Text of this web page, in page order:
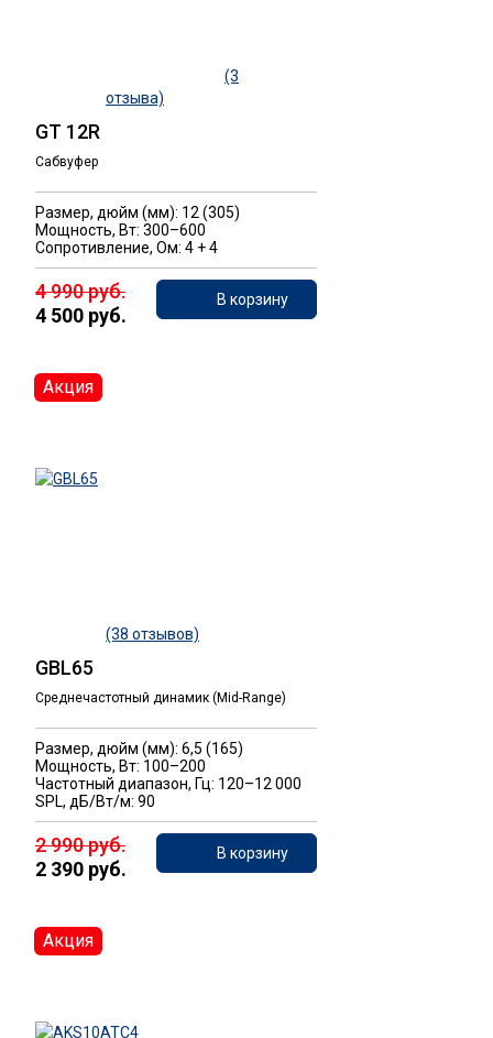
(3
отзыва)
GT 12R
Сабвуфер
Размер, дюйм (мм): 12 (305)
Мощность, Вт: 300–600
Сопротивление, Ом: 4 + 4
4 990 руб.
4 500 руб.
В корзину
(38 отзывов)
GBL65
Среднечастотный динамик (Mid-Range)
Размер, дюйм (мм): 6,5 (165)
Мощность, Вт: 100–200
Частотный диапазон, Гц: 120–12 000
SPL, дБ/Вт/м: 90
2 990 руб.
2 390 руб.
В корзину
Акция
Акция